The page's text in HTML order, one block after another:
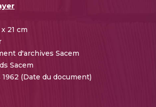
21 cm
d'archives Sacem
Sacem
1962 (Date du document)